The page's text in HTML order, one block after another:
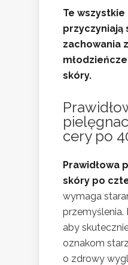
Te
przyczyniają
zachowania
skóry.
cery po
Prawidłowa
skóry po
wymaga
przemyślenia.
aby
oznakom
o zdrowy